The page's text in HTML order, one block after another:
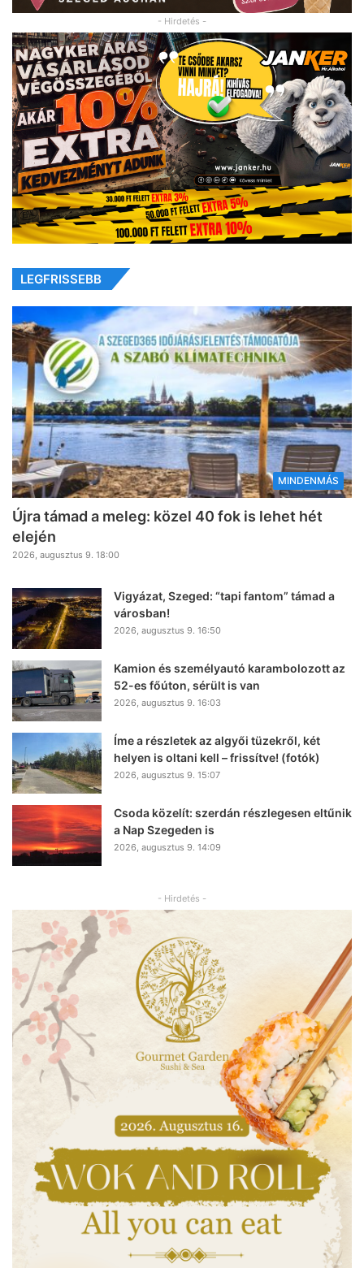
- Hirdetés -
LEGFRISSEBB
MINDENMÁS
Újra támad a meleg: közel 40 fok is lehet hét
elején
2026, augusztus 9. 18:00
Vigyázat, Szeged: “tapi fantom” támad a
városban!
2026, augusztus 9. 16:50
Kamion és személyautó karambolozott az
52-es főúton, sérült is van
2026, augusztus 9. 16:03
Íme a részletek az algyői tüzekről, két
helyen is oltani kell – frissítve! (fotók)
2026, augusztus 9. 15:07
Csoda közelít: szerdán részlegesen eltűnik
a Nap Szegeden is
2026, augusztus 9. 14:09
- Hirdetés -